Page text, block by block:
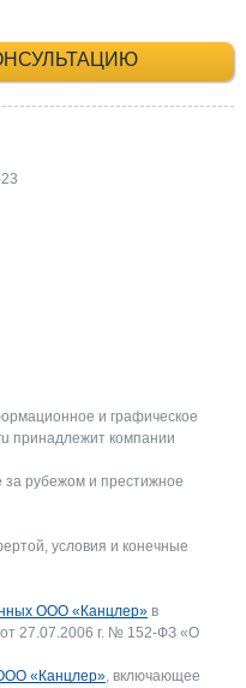
(495) 660-35-
и графическое
принадлежит компании
рубежом и престижное
условия и конечные
ООО «Канцлер» в
27.07.2006 г. № 152-ФЗ «О
«Канцлер», включающее